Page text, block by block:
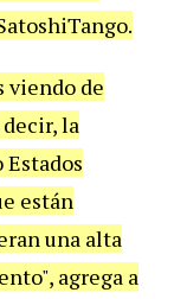
viendo de
la
están
una alta
agrega a